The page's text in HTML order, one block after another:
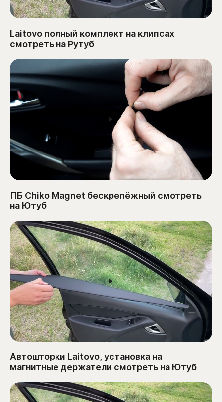
Laitovo полный комплект на клипсах
смотреть на Рутуб
ПБ Chiko Magnet бескрепёжный смотреть
на Ютуб
Автошторки Laitovo, установка на
магнитные держатели смотреть на Ютуб